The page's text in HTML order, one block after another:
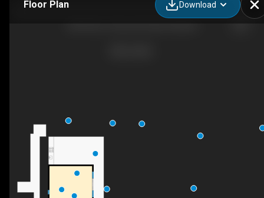
Floor Plan Download